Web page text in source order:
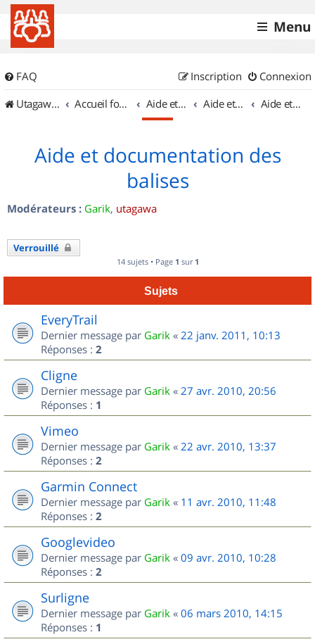
Menu
FAQ Connexion
Inscription
UtagawaVTT (Randos VTT et VTTAE avec traces GPS)
Accueil forum Aide et documentation Aide et documentation Aide et documentation des balises
Aide et documentation des
balises
Modérateurs : Garik, utagawa
Verrouillé
14 sujets • Page 1 sur 1
Sujets
EveryTrail
Dernier message par Garik « 22 janv. 2011, 10:13
Réponses : 2
Cligne
Dernier message par Garik « 27 avr. 2010, 20:56
Réponses : 1
Vimeo
Dernier message par Garik « 22 avr. 2010, 13:37
Réponses : 2
Garmin Connect
Dernier message par Garik « 11 avr. 2010, 11:48
Réponses : 2
Googlevideo
Dernier message par Garik « 09 avr. 2010, 10:28
Réponses : 2
Surligne
Dernier message par Garik « 06 mars 2010, 14:15
Réponses : 1